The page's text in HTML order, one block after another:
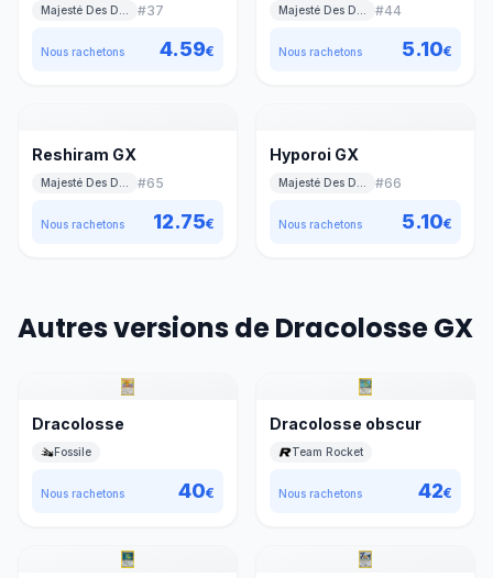
#37
Nous rachetons 4.59€
#44
Nous rachetons 5.10€
Reshiram GX
#65
Nous rachetons 12.75€
Hyporoi GX
#66
Nous rachetons 5.10€
Autres versions de Dracolosse GX
Dracolosse
Fossile
Nous rachetons 40€
Dracolosse obscur
Team Rocket
Nous rachetons 42€